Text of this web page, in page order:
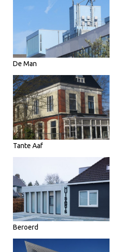
De Man
Tante Aaf
Beroerd